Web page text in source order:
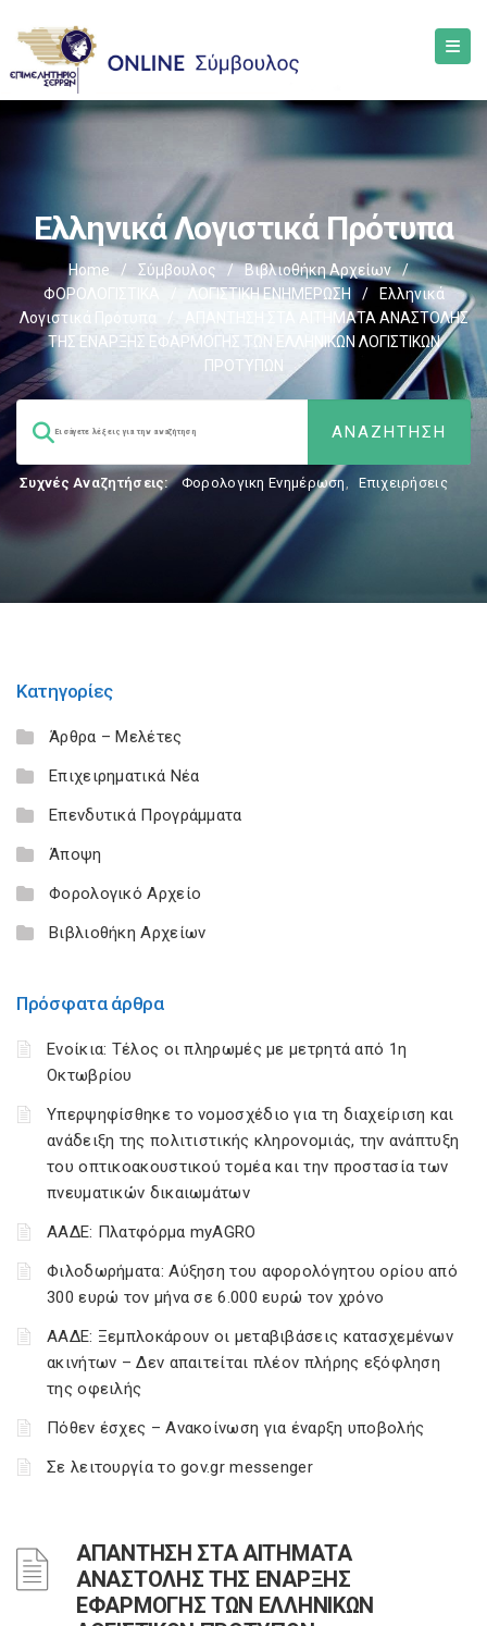
Ελληνικά Λογιστικά Πρότυπα
Home / Σύμβουλος / Βιβλιοθήκη Αρχείων
/
ΦΟΡΟΛΟΓΙΣΤΙΚΑ
ΛΟΓΙΣΤΙΚΗ ΕΝΗΜΕΡΩΣΗ /
Ελληνικά
Λογιστικά Πρότυπα
ΑΠΑΝΤΗΣΗ ΣΤΑ ΑΙΤΗΜΑΤΑ ΑΝΑΣΤΟΛΗΣ
ΤΗΣ ΕΝΑΡΞΗΣ ΕΦΑΡΜΟΓΗΣ ΤΩΝ ΕΛΛΗΝΙΚΩΝ ΛΟΓΙΣΤΙΚΩΝ
ΠΡΟΤΥΠΩΝ
Συχνές Αναζητήσεις: Φορολογικη Ενημέρωση, Επιχειρήσεις
Κατηγορίες
Άρθρα – Μελέτες
Επιχειρηματικά Νέα
Επενδυτικά Προγράμματα
Άποψη
Φορολογικό Αρχείο
Βιβλιοθήκη Αρχείων
Πρόσφατα άρθρα
Ενοίκια: Τέλος οι πληρωμές με μετρητά από 1η
Οκτωβρίου
Υπερψηφίσθηκε το νομοσχέδιο για τη διαχείριση και
ανάδειξη της πολιτιστικής κληρονομιάς, την ανάπτυξη
του οπτικοακουστικού τομέα και την προστασία των
πνευματικών δικαιωμάτων
ΑΑΔΕ: Πλατφόρμα myAGRO
Φιλοδωρήματα: Αύξηση του αφορολόγητου ορίου από
300 ευρώ τον μήνα σε 6.000 ευρώ τον χρόνο
ΑΑΔΕ: Ξεμπλοκάρουν οι μεταβιβάσεις κατασχεμένων
ακινήτων – Δεν απαιτείται πλέον πλήρης εξόφληση
της οφειλής
Πόθεν έσχες – Ανακοίνωση για έναρξη υποβολής
Σε λειτουργία το gov.gr messenger
ΑΠΑΝΤΗΣΗ ΣΤΑ ΑΙΤΗΜΑΤΑ
ΑΝΑΣΤΟΛΗΣ ΤΗΣ ΕΝΑΡΞΗΣ
ΕΦΑΡΜΟΓΗΣ ΤΩΝ ΕΛΛΗΝΙΚΩΝ